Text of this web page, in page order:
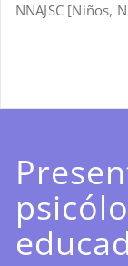
NNAJSC [Niños,